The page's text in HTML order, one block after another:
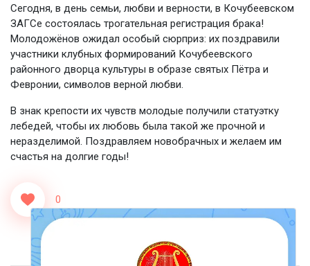
Сегодня, в день семьи, любви и верности, в Кочубеевском
ЗАГСе состоялась трогательная регистрация брака!
Молодожёнов ожидал особый сюрприз: их поздравили
участники клубных формирований Кочубеевского
районного дворца культуры в образе святых Пётра и
Февронии, символов верной любви.
В знак крепости их чувств молодые получили статуэтку
лебедей, чтобы их любовь была такой же прочной и
неразделимой. Поздравляем новобрачных и желаем им
счастья на долгие годы!
0